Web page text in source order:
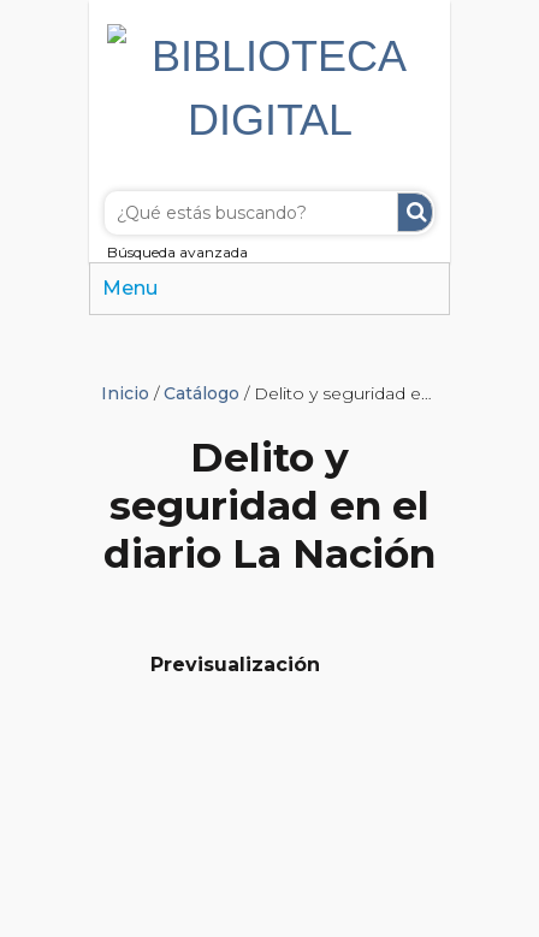
Búsqueda avanzada
Menu
Inicio /Catálogo / Delito y seguridad en el diario La Nación
Delito y
seguridad en el
diario La Nación
Previsualización